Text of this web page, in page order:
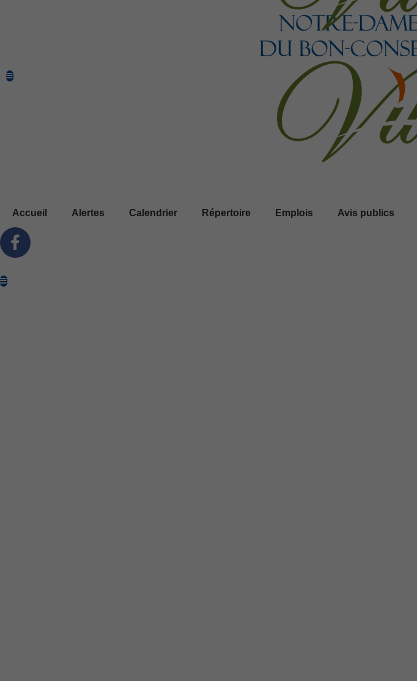
Accueil Alertes Calendrier Répertoire Emplois Avis publics